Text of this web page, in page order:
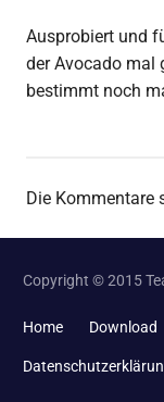
Ausprobiert und
der Avocado mal
bestimmt noch
Die Kommentare
Copyright © 2015
Home Download